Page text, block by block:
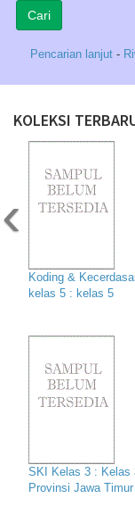
Pencarian lanjut -
KOLEKSI
Koding &
kelas 5 : kelas 5
SKI Kelas 3 : Kelas
Provinsi Jawa Timur
‹